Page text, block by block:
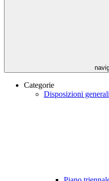
Categorie
Disposizioni generali